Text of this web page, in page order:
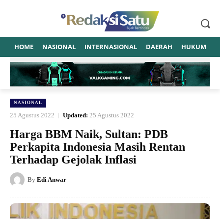
HOME NASIONAL INTERNASIONAL DAERAH HUKUM
NASIONAL
25 Agustus 2022 Updated: 25 Agustus 2022
Harga BBM Naik, Sultan: PDB
Perkapita Indonesia Masih Rentan
Terhadap Gejolak Inflasi
By Edi Anwar